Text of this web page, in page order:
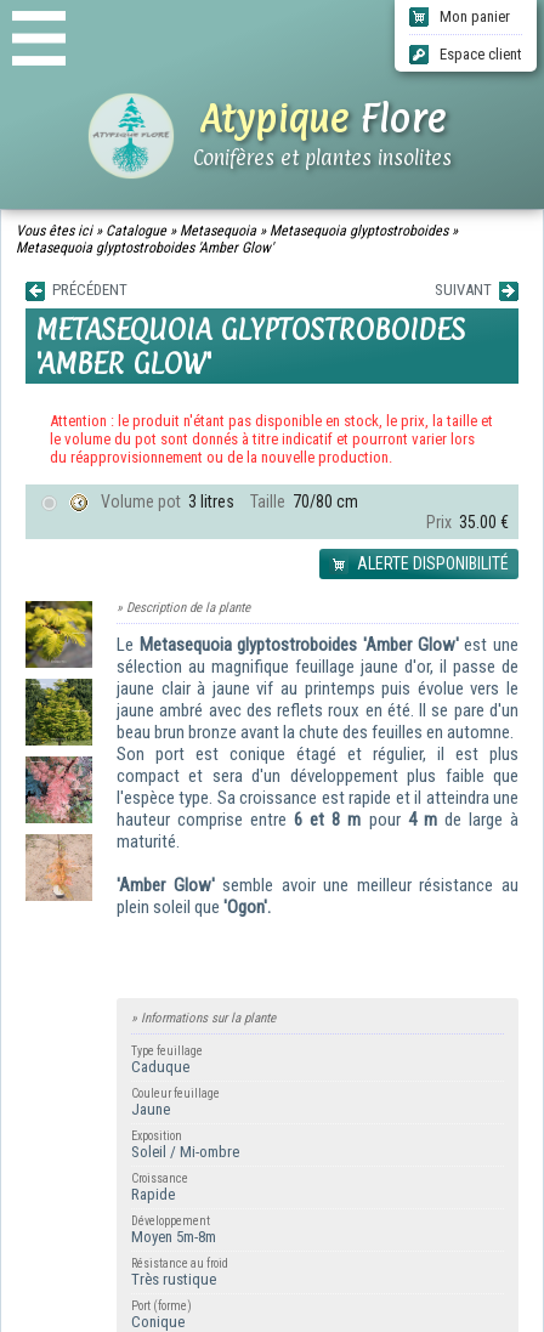
AtypiqueFlore
Conifères et plantes insolites
Mon panier
Espace client
ACCUEIL
CATALOGUE
INFOS LIVRAISONS
CGV
Vous êtes ici » Catalogue» Metasequoia » Metasequoia glyptostroboides»
Metasequoia glyptostroboides 'Amber Glow'
PRÉCÉDENT SUIVANT
METASEQUOIA GLYPTOSTROBOIDES
'AMBER GLOW'
Attention : le produit n'étant pas disponible en stock, le prix, la taille et
le volume du pot sont donnés à titre indicatif et pourront varier lors
du réapprovisionnement ou de la nouvelle production.
Volume pot 3 litres Taille 70/80 cm
Prix 35.00 €
ALERTE DISPONIBILITÉ
» Description de la plante
Le Metasequoia glyptostroboides'Amber Glow'est une
sélection au magnifique feuillage jaune d'or, il passe de
jaune clair à jaune vif au printemps puis évolue vers le
jaune ambré avec des reflets roux en été. Il se pare d'un
beau brun bronze avant la chute des feuilles en automne.
Son port est conique étagé et régulier, il est plus
compact et sera d'un développement plus faible que
l'espèce type. Sa croissance est rapide et il atteindra une
hauteur comprise entre6 et 8 m pour 4 mde large à
maturité.
'Amber Glow'semble avoir une meilleur résistance au
plein soleil que 'Ogon'.
» Informations sur la plante
Type feuillage
Caduque
Couleur feuillage
Jaune
Exposition
Soleil / Mi-ombre
Croissance
Rapide
Développement
Moyen 5m-8m
Résistance au froid
Très rustique
Port (forme)
Conique